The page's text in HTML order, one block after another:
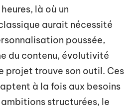
là où un
aurait nécessité
poussée,
du contenu, évolutivité
projet trouve son outil. Ces
à la fois aux besoins
structurées, le